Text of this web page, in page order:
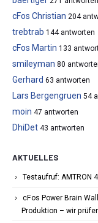
cFos Christian 204
trebtrab 144 antworten
cFos Martin 133
smileyman 80
Gerhard 63 antworten
Lars Bergengruen 54
moin 47 antworten
DhiDet 43 antworten
AKTUELLES
Testaufruf: AMTRON
cFos Power Brain
Produktion – wir